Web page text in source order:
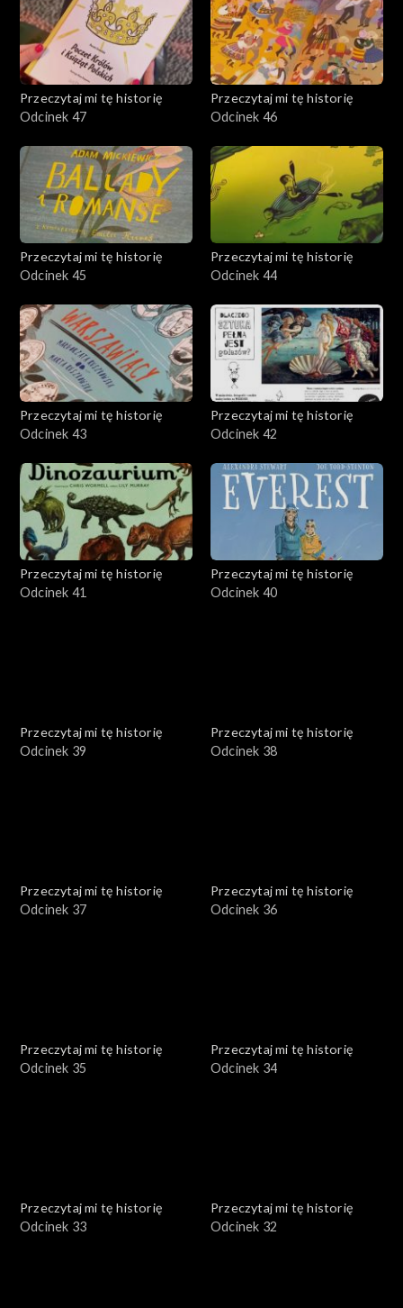
Przeczytaj mi tę historię
Odcinek 47
Przeczytaj mi tę historię
Odcinek 46
Przeczytaj mi tę historię
Odcinek 45
Przeczytaj mi tę historię
Odcinek 44
Przeczytaj mi tę historię
Odcinek 43
Przeczytaj mi tę historię
Odcinek 42
Przeczytaj mi tę historię
Odcinek 41
Przeczytaj mi tę historię
Odcinek 40
Przeczytaj mi tę historię
Odcinek 39
Przeczytaj mi tę historię
Odcinek 38
Przeczytaj mi tę historię
Odcinek 37
Przeczytaj mi tę historię
Odcinek 36
Przeczytaj mi tę historię
Odcinek 35
Przeczytaj mi tę historię
Odcinek 34
Przeczytaj mi tę historię
Odcinek 33
Przeczytaj mi tę historię
Odcinek 32